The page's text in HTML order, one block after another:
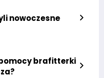
nowoczesne
brafitterki